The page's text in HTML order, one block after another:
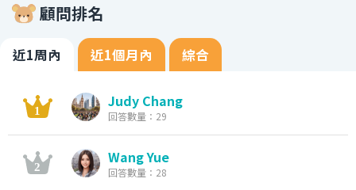
顧問排名
近1周內 近1個月內 綜合
Judy Chang
回答數量：29
Wang Yue
回答數量：28